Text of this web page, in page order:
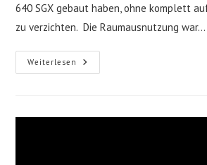
640 SGX gebaut haben, ohne komplett
zu verzichten. Die Raumausnutzung war…
Weiterlesen DIY
Regal